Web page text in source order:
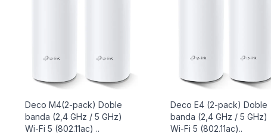
Deco M4(2-pack) Doble
banda (2,4 GHz / 5 GHz)
Wi-Fi 5 (802.11ac) ..
Deco E4 (2-pack) Doble
banda (2,4 GHz / 5 GHz)
Wi-Fi 5 (802.11ac)..